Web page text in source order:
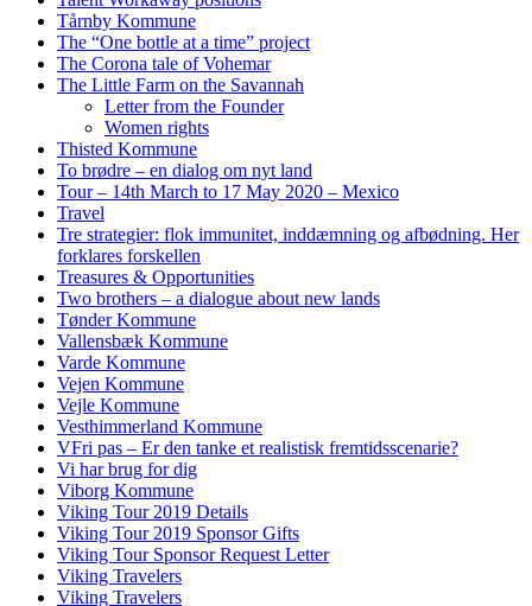
Tårnby Kommune
The “One bottle at a time” project
The Corona tale of Vohemar
The Little Farm on the Savannah
Letter from the Founder
Women rights
Thisted Kommune
To brødre – en dialog om nyt land
Tour – 14th March to 17 May 2020 – Mexico
Travel
Tre strategier: flok immunitet, inddæmning og afbødning. Her
forklares forskellen
Treasures & Opportunities
Two brothers – a dialogue about new lands
Tønder Kommune
Vallensbæk Kommune
Varde Kommune
Vejen Kommune
Vejle Kommune
Vesthimmerland Kommune
VFri pas – Er den tanke et realistisk fremtidsscenarie?
Vi har brug for dig
Viborg Kommune
Viking Tour 2019 Details
Viking Tour 2019 Sponsor Gifts
Viking Tour Sponsor Request Letter
Viking Travelers
Viking Travelers